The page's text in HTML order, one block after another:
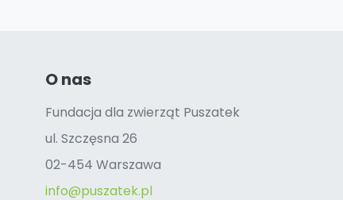
O nas
Fundacja dla zwierząt Puszatek
ul. Szczęsna 26
02-454 Warszawa
info@puszatek.pl